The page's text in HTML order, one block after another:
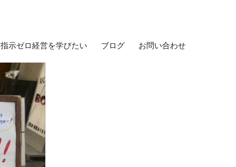
指示ゼロ経営を学びたい ブログ お問い合わせ